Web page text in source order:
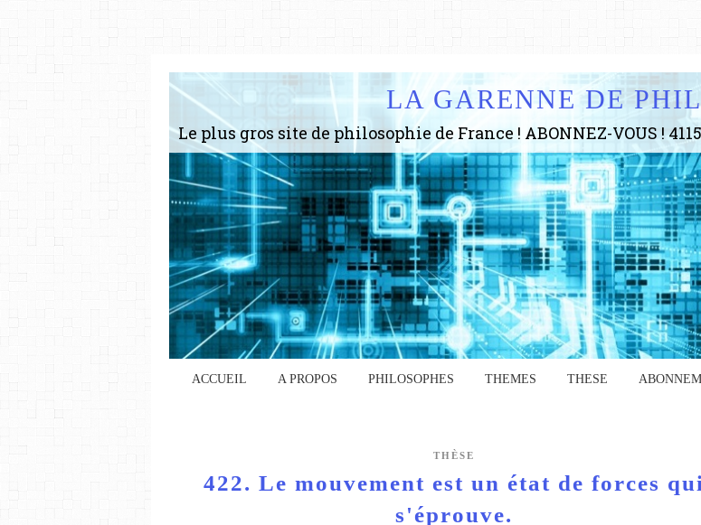
LA GARENNE DE
ACCUEIL A PROPOS PHILOSOPHES THEMES THESE
THÈSE
422. Le mouvement est un état de forces qui
s'éprouve.